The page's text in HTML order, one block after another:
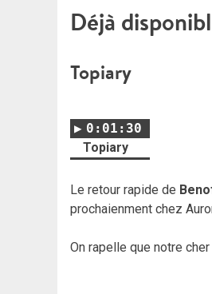
Déjà
Topiary
0:01:30
Topiary
Le retour rapide de
prochaienment chez
On rapelle que notre cher